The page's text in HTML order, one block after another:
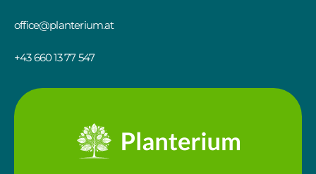
office@planterium.at
+43 660 13 77 547